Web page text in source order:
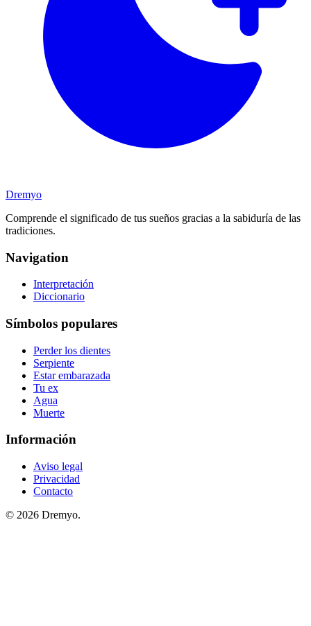
Dremyo
Comprende el significado de tus sueños gracias a la sabiduría de las
tradiciones.
Navigation
Interpretación
Diccionario
Símbolos populares
Perder los dientes
Serpiente
Estar embarazada
Tu ex
Agua
Muerte
Información
Aviso legal
Privacidad
Contacto
© 2026 Dremyo.